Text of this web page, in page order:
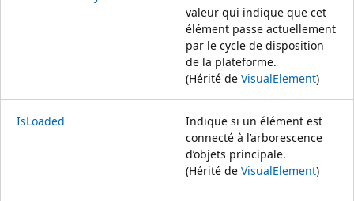
valeur qui indique que cet
élément passe actuellement
par le cycle de disposition
de la plateforme.
(Hérité de VisualElement)
IsLoaded
Indique si un élément est
connecté à l’arborescence
d’objets principale.
(Hérité de VisualElement)